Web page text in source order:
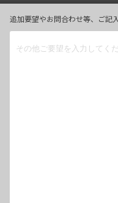
追加要望やお問合わせ等、ご記